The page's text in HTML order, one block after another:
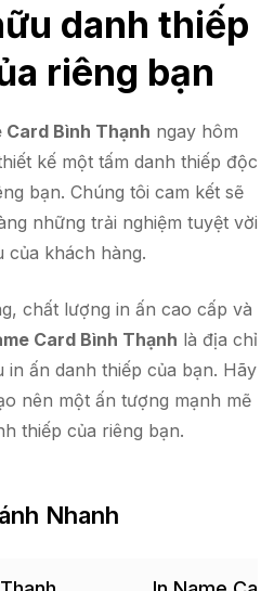
danh thiếp
riêng bạn
Card Bình Thạnh ngay hôm
kế một tấm danh thiếp độc
bạn. Chúng tôi cam kết sẽ
những trải nghiệm tuyệt vời
của khách hàng.
chất lượng in ấn cao cấp và
Card Bình Thạnh là địa chỉ
ấn danh thiếp của bạn. Hãy
nên một ấn tượng mạnh mẽ
thiếp của riêng bạn.
Nhanh